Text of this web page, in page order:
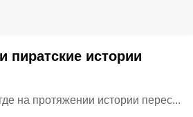
пиратские истории
на протяжении истории перес...